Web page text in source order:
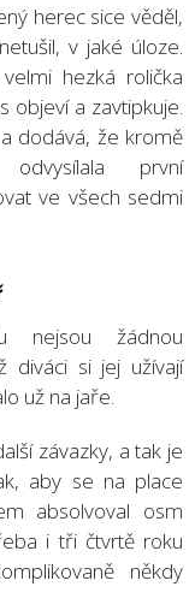
herec sice věděl,
v jaké úloze.
hezká rolička
objeví a zavtipkuje.
dodává, že kromě
první
ve všech sedmi
nejsou žádnou
diváci si jej užívají
už na jaře.
závazky, a tak je
aby se na place
absolvoval osm
i tři čtvrtě roku
někdy